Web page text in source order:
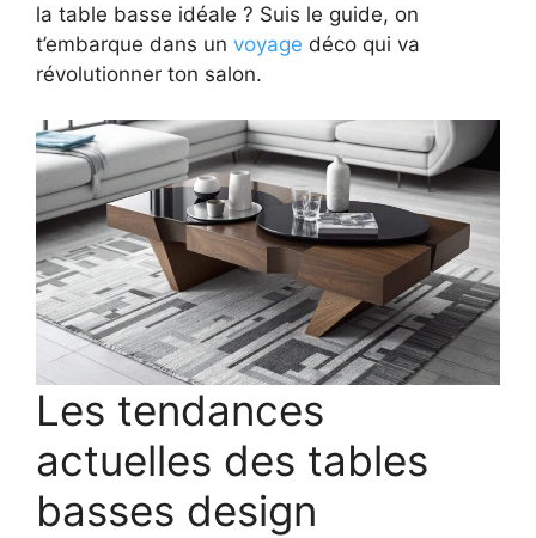
la table basse idéale ? Suis le guide, on
t’embarque dans un voyage déco qui va
révolutionner ton salon.
Les tendances
actuelles des tables
basses design